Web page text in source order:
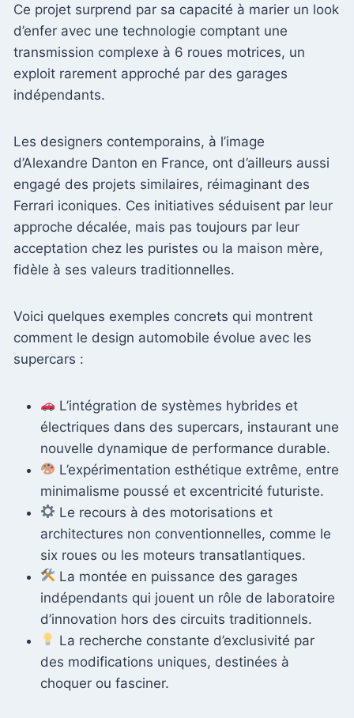
Ce projet surprend par sa capacité à marier un look
d’enfer avec une technologie comptant une
transmission complexe à 6 roues motrices, un
exploit rarement approché par des garages
indépendants.
Les designers contemporains, à l’image
d’Alexandre Danton en France, ont d’ailleurs aussi
engagé des projets similaires, réimaginant des
Ferrari iconiques. Ces initiatives séduisent par leur
approche décalée, mais pas toujours par leur
acceptation chez les puristes ou la maison mère,
fidèle à ses valeurs traditionnelles.
Voici quelques exemples concrets qui montrent
comment le design automobile évolue avec les
supercars :
L’intégration de systèmes hybrides et
électriques dans des supercars, instaurant une
nouvelle dynamique de performance durable.
L’expérimentation esthétique extrême, entre
minimalisme poussé et excentricité futuriste.
Le recours à des motorisations et
architectures non conventionnelles, comme le
six roues ou les moteurs transatlantiques.
La montée en puissance des garages
indépendants qui jouent un rôle de laboratoire
d’innovation hors des circuits traditionnels.
La recherche constante d’exclusivité par
des modifications uniques, destinées à
choquer ou fasciner.